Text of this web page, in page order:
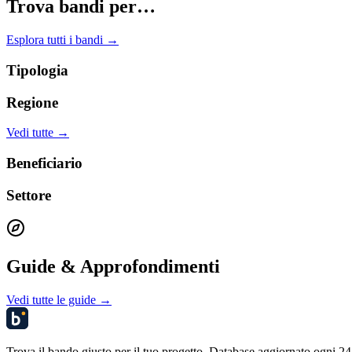
Trova bandi per…
Esplora tutti i bandi →
Tipologia
Regione
Vedi tutte →
Beneficiario
Settore
Guide & Approfondimenti
Vedi tutte le guide →